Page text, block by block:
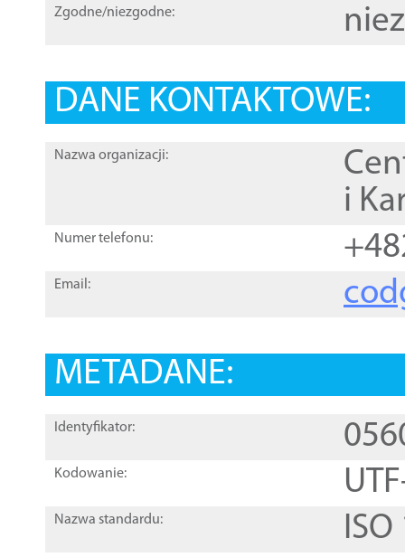
Zgodne/niezgodne:
DANE KONTAKTOWE:
Nazwa organizacji:
i
Numer telefonu:
Email:
METADANE:
Identyfikator:
Kodowanie:
Nazwa standardu: